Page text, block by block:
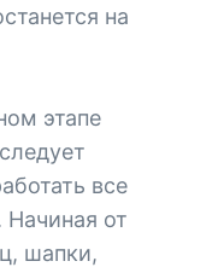
на
этапе
все
Начиная от
шапки,